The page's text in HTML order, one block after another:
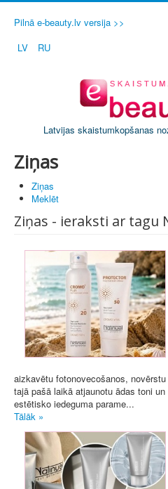
Pilnā e-beauty.lv versija >>
LV
RU
Latvijas skaistumkopšanas
Ziņas
Ziņas
Meklēt
Ziņas - ieraksti ar tagu
aizkavētu fotonovecošanos,
tajā pašā laikā atjaunotu ādas toni
estētisko iedeguma parame...
Tālāk »